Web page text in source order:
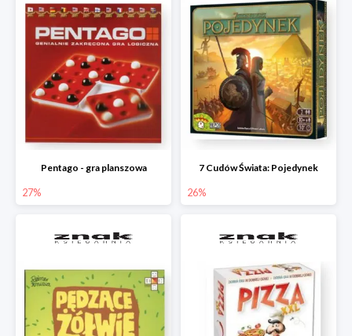
Pentago - gra planszowa
27%
7 Cudów Świata: Pojedynek
26%